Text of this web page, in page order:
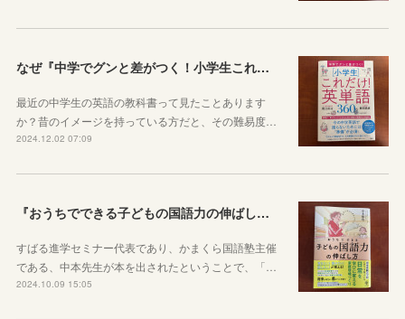
なぜ『中学でグンと差がつく！小学生これだけ英単語360』が必要か
最近の中学生の英語の教科書って見たことあります
か？昔のイメージを持っている方だと、その難易度…
2024.12.02 07:09
『おうちでできる子どもの国語力の伸ばし方』が一家に一冊あると良い理由
すばる進学セミナー代表であり、かまくら国語塾主催
である、中本先生が本を出されたということで、「…
2024.10.09 15:05